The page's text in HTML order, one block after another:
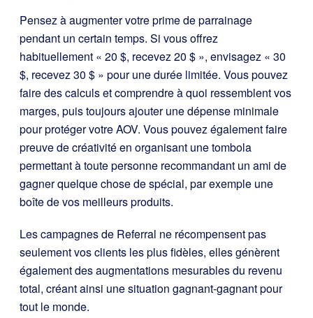
Pensez à augmenter votre prime de parrainage
pendant un certain temps. Si vous offrez
habituellement « 20 $, recevez 20 $ », envisagez « 30
$, recevez 30 $ » pour une durée limitée. Vous pouvez
faire des calculs et comprendre à quoi ressemblent vos
marges, puis toujours ajouter une dépense minimale
pour protéger votre AOV. Vous pouvez également faire
preuve de créativité en organisant une tombola
permettant à toute personne recommandant un ami de
gagner quelque chose de spécial, par exemple une
boîte de vos meilleurs produits.
Les campagnes de Referral ne récompensent pas
seulement vos clients les plus fidèles, elles génèrent
également des augmentations mesurables du revenu
total, créant ainsi une situation gagnant-gagnant pour
tout le monde.